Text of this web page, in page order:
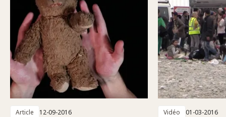
Article 12-09-2016 Vidéo 01-03-2016